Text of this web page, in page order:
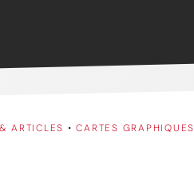
ARTICLES •CARTES GRAPHIQUES